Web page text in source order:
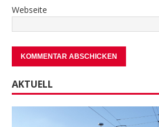
Webseite
AKTUELL